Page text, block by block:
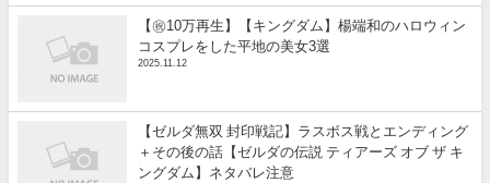
【㊗️10万再生】【キングダム】楊端和のハロウィン
コスプレをした平地の美女3選
2025.11.12
【ゼルダ無双 封印戦記】ラスボス戦とエンディング
＋その後の話【ゼルダの伝説 ティアーズ オブ ザ キ
ングダム】ネタバレ注意